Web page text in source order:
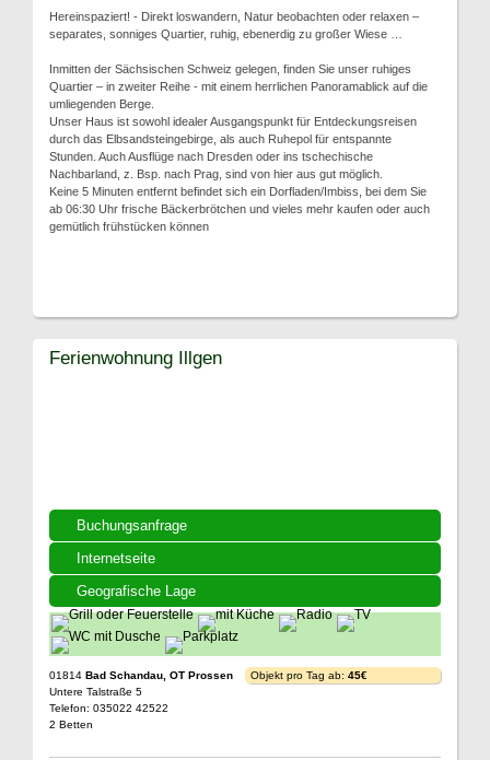
Hereinspaziert! - Direkt loswandern, Natur beobachten oder relaxen –
separates, sonniges Quartier, ruhig, ebenerdig zu großer Wiese …
Inmitten der Sächsischen Schweiz gelegen, finden Sie unser ruhiges
Quartier – in zweiter Reihe - mit einem herrlichen Panoramablick auf die
umliegenden Berge.
Unser Haus ist sowohl idealer Ausgangspunkt für Entdeckungsreisen
durch das Elbsandsteingebirge, als auch Ruhepol für entspannte
Stunden. Auch Ausflüge nach Dresden oder ins tschechische
Nachbarland, z. Bsp. nach Prag, sind von hier aus gut möglich.
Keine 5 Minuten entfernt befindet sich ein Dorfladen/Imbiss, bei dem Sie
ab 06:30 Uhr frische Bäckerbrötchen und vieles mehr kaufen oder auch
gemütlich frühstücken können
Buchungsanfrage
Internetseite
Geografische Lage
Ferienwohnung Illgen
01814 Bad Schandau, OT Prossen
Untere Talstraße 5
Telefon: 035022 42522
2 Betten
Objekt pro Tag ab: 45€